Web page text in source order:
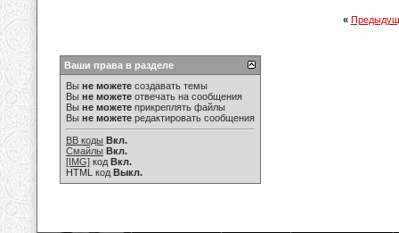
«
Ваши права в разделе
Вы не можете создавать темы
Вы не можете отвечать на сообщения
Вы не можете прикреплять файлы
Вы не можете редактировать сообщения
BB коды Вкл.
Смайлы Вкл.
[IMG] код Вкл.
HTML код Выкл.